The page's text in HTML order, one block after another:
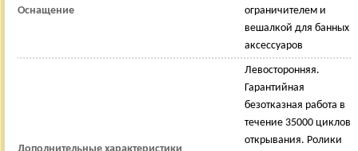
Оснащение
ограничителем и
вешалкой для банных
аксессуаров
Левосторонняя.
Гарантийная
безотказная работа в
течение 35000 циклов
открывания. Ролики